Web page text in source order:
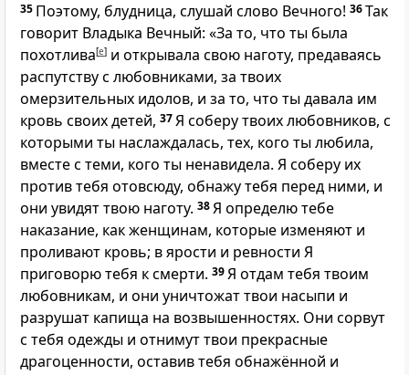
35 Поэтому, блудница, слушай слово Вечного! 36Так
говорит Владыка Вечный: «За то, что ты была
похотлива[e] и открывала свою наготу, предаваясь
распутству с любовниками, за твоих
омерзительных идолов, и за то, что ты давала им
кровь своих детей, 37Я соберу твоих любовников, с
которыми ты наслаждалась, тех, кого ты любила,
вместе с теми, кого ты ненавидела. Я соберу их
против тебя отовсюду, обнажу тебя перед ними, и
они увидят твою наготу. 38Я определю тебе
наказание, как женщинам, которые изменяют и
проливают кровь; в ярости и ревности Я
приговорю тебя к смерти. 39Я отдам тебя твоим
любовникам, и они уничтожат твои насыпи и
разрушат капища на возвышенностях. Они сорвут
с тебя одежды и отнимут твои прекрасные
драгоценности, оставив тебя обнажённой и